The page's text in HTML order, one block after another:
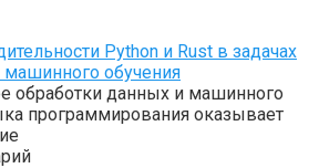
Python и Rust в задачах
обучения
обработки данных и машинного
программирования оказывает